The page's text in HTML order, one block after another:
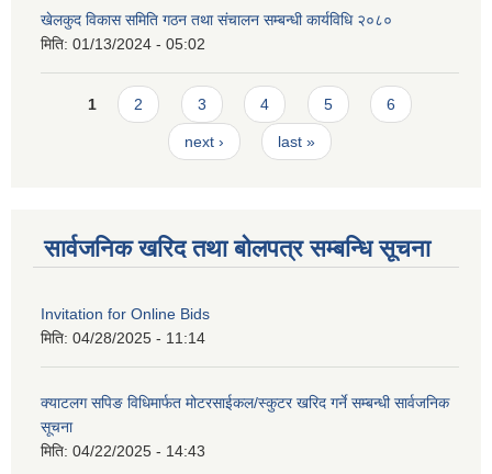
खेलकुद विकास समिति गठन तथा संचालन सम्बन्धी कार्यविधि २०८०
मिति: 01/13/2024 - 05:02
Pages
1 2 3 4 5 6
next › last »
सार्वजनिक खरिद तथा बोलपत्र सम्बन्धि सूचना
Invitation for Online Bids
मिति: 04/28/2025 - 11:14
क्याटलग सपिङ विधिमार्फत मोटरसाईकल/स्कुटर खरिद गर्ने सम्बन्धी सार्वजनिक
सूचना
मिति: 04/22/2025 - 14:43